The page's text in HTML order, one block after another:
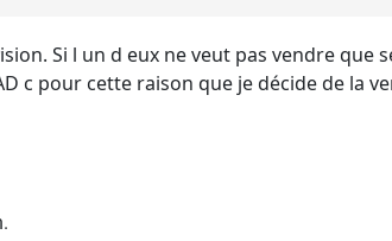
Si l un d eux ne veut pas vendre que
c pour cette raison que je décide de la